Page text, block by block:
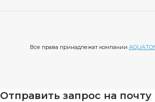
Все права принадлежат компании
Отправить запрос на почту